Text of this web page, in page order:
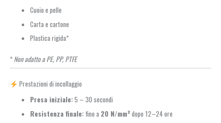
Cuoio e pelle
Carta e cartone
Plastica rigida*
* Non adatto a PE, PP, PTFE
Prestazioni di incollaggio
Presa iniziale:5 – 30 secondi
Resistenza finale:fino a 20 N/mm²dopo 12–24 ore